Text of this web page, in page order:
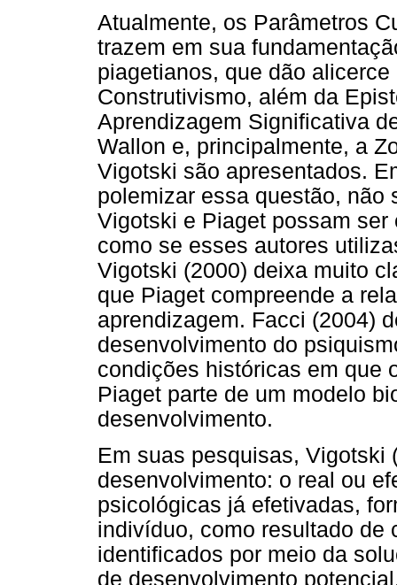
Atualmente, os Parâmetros
trazem em sua
piagetianos, que dão
Construtivismo, além da
Aprendizagem Significativa
Wallon e, principalmente, a
Vigotski são apresentados.
polemizar essa questão, não
Vigotski e Piaget possam
como se esses autores
Vigotski (2000) deixa muito
que Piaget compreende a
aprendizagem. Facci (2004)
desenvolvimento do
condições históricas em que
Piaget parte de um modelo
desenvolvimento.
Em suas pesquisas,
desenvolvimento: o real ou
psicológicas já efetivadas,
indivíduo, como resultado de
identificados por meio da
de desenvolvimento